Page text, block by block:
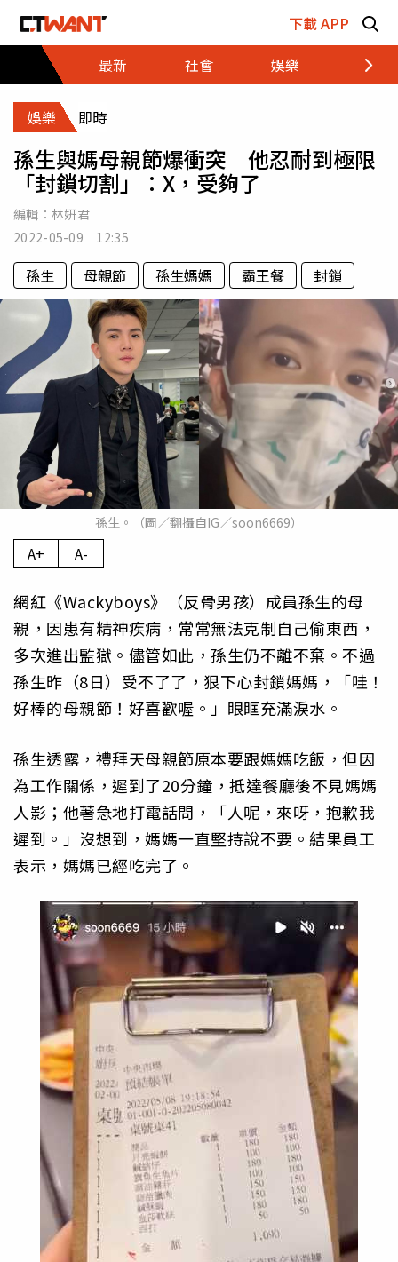
下載 APP
最新
社會 娛樂 財經
娛樂 即時
孫生與媽母親節爆衝突 他忍耐到極限
「封鎖切割」：X，受夠了
編輯： 林姸君
2022-05-09 12:35
孫生 母親節 孫生媽媽 霸王餐 封鎖
孫生。（圖／翻攝自IG／soon6669）
A+ A-
網紅《Wackyboys》（反骨男孩）成員孫生的母
親，因患有精神疾病，常常無法克制自己偷東西，
多次進出監獄。儘管如此，孫生仍不離不棄。不過
孫生昨（8日）受不了了，狠下心封鎖媽媽，「哇！
好棒的母親節！好喜歡喔。」眼眶充滿淚水。
孫生透露，禮拜天母親節原本要跟媽媽吃飯，但因
為工作關係，遲到了20分鐘，抵達餐廳後不見媽媽
人影；他著急地打電話問，「人呢，來呀，抱歉我
遲到。」沒想到，媽媽一直堅持說不要。結果員工
表示，媽媽已經吃完了。